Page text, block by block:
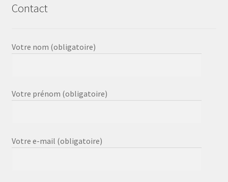
Contact
Votre nom (obligatoire)
Votre prénom (obligatoire)
Votre e-mail (obligatoire)